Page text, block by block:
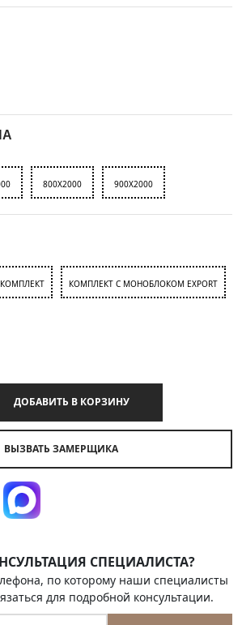
800X2000 900X2000
КОМПЛЕКТ КОМПЛЕКТ С МОНОБЛОКОМ EXPORT
ДОБАВИТЬ В КОРЗИНУ
ВЫЗВАТЬ ЗАМЕРЩИКА
СПЕЦИАЛИСТА?
по которому наши специалисты
для подробной консультации.